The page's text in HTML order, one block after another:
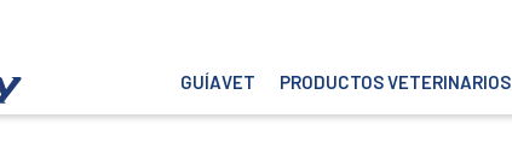
GUÍAVET PRODUCTOS VETERINARIOS